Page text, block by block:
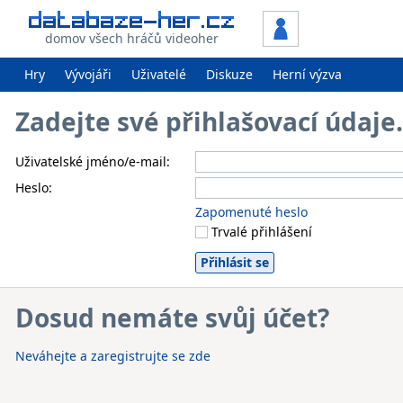
domov všech hráčů videoher
Hry Vývojáři Uživatelé Diskuze Herní výzva
Zadejte své přihlašovací
Uživatelské jméno/e-mail:
Heslo:
Zapomenuté heslo
Trvalé přihlášení
Dosud nemáte svůj účet?
Neváhejte a zaregistrujte se zde